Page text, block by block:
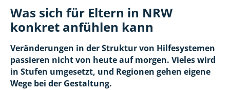
Was sich für Eltern in NRW
konkret anfühlen kann
Veränderungen in der Struktur von Hilfesystemen
passieren nicht von heute auf morgen. Vieles wird
in Stufen umgesetzt, und Regionen gehen eigene
Wege bei der Gestaltung.